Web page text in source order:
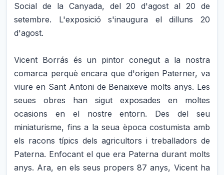
Social de la Canyada, del 20 d'agost al 20 de
setembre. L'exposició s'inaugura el dilluns 20
d'agost.
Vicent Borrás és un pintor conegut a la nostra
comarca perquè encara que d'origen Paterner, va
viure en Sant Antoni de Benaixeve molts anys. Les
seues obres han sigut exposades en moltes
ocasions en el nostre entorn. Des del seu
miniaturisme, fins a la seua època costumista amb
els racons típics dels agricultors i treballadors de
Paterna. Enfocant el que era Paterna durant molts
anys. Ara, en els seus propers 87 anys, Vicent ha